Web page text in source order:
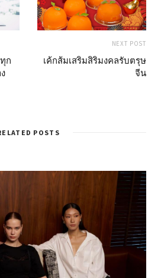
ก
NEXT POST
เค้กส้มเสริมสิริมงคลรับตรุษ
จีน
POSTS